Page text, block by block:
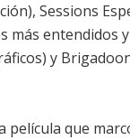
Sessions
más entendidos
y
película que